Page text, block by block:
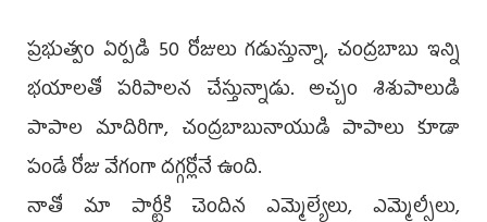
ప్రభుత్వం ఏర్పడి 50 రోజులు గడుస్తున్నా, చంద్రబాబు ఇన్ని
భయాలతో పరిపాలన చేస్తున్నాడు. అచ్చం శిశుపాలుడి
పాపాల మాదిరిగా, చంద్రబాబునాయుడి పాపాలు కూడా
పండే రోజు వేగంగా దగ్గర్లోనే ఉంది.
నాతో మా పార్టీకి చెందిన ఎమ్మెల్యేలు, ఎమ్మెల్సీలు,